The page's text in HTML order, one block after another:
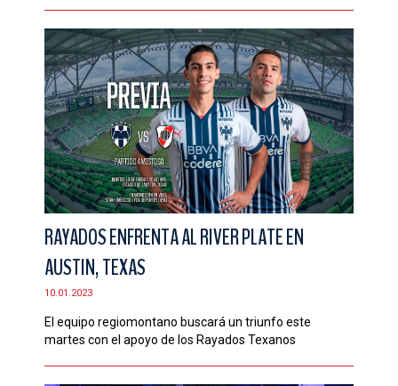
RAYADOS ENFRENTA AL RIVER PLATE EN
AUSTIN, TEXAS
10.01.2023
El equipo regiomontano buscará un triunfo este
martes con el apoyo de los Rayados Texanos